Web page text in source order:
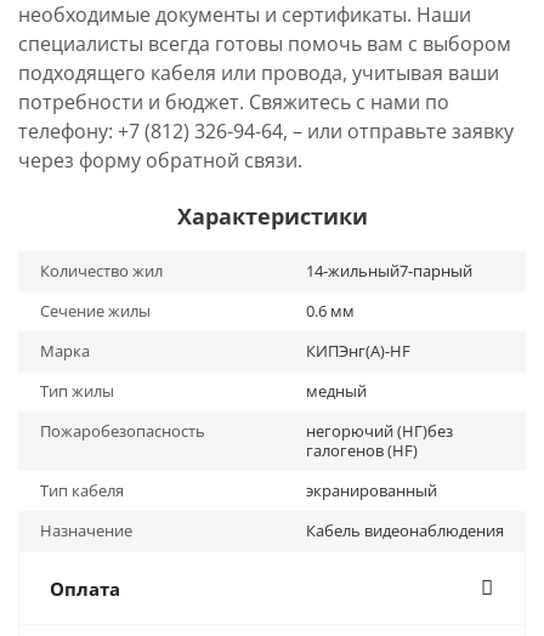
необходимые документы и сертификаты. Наши
специалисты всегда готовы помочь вам с выбором
подходящего кабеля или провода, учитывая ваши
потребности и бюджет. Свяжитесь с нами по
телефону: +7 (812) 326-94-64, – или отправьте заявку
через форму обратной связи.
Характеристики
Количество жил
14-жильный7-парный
Сечение жилы
0.6 мм
Марка
КИПЭнг(А)-HF
Тип жилы
медный
Пожаробезопасность
негорючий (НГ)без
галогенов (HF)
Тип кабеля
экранированный
Назначение
Кабель видеонаблюдения
Оплата